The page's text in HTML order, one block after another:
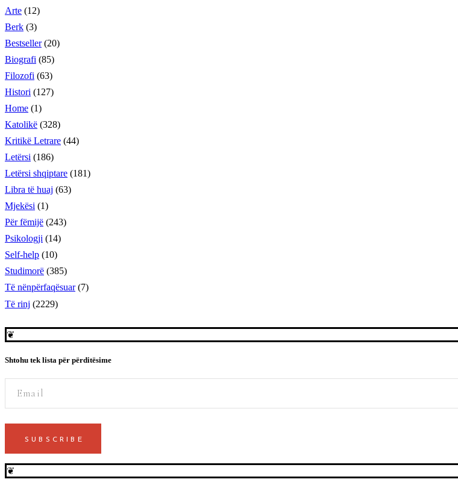
Arte (12)
Berk (3)
Bestseller (20)
Biografi (85)
Filozofi (63)
Histori (127)
Home (1)
Katolikë (328)
Kritikë Letrare (44)
Letërsi (186)
Letërsi shqiptare (181)
Libra të huaj (63)
Mjekësi (1)
Për fëmijë (243)
Psikologji (14)
Self-help (10)
Studimorë (385)
Të nënpërfaqësuar (7)
Të rinj (2229)
❦
Shtohu tek lista për përditësime
SUBSCRIBE
❦